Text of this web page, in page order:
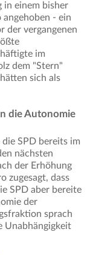
in einem bisher
- ein
der vergangenen
im
dem "Stern"
sich als
die Autonomie
SPD bereits im
nächsten
der Erhöhung
zugesagt, dass
SPD aber bereite
der
sprach
Unabhängigkeit